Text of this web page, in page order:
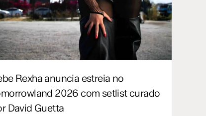
Rexha anuncia estreia no
2026 com setlist curado
David Guetta